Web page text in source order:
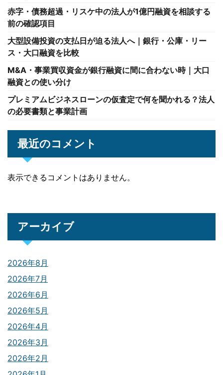
赤字・債務超過・リスケ中の法人が1億円融資を相談する
前の確認項目
大型設備投資の支払日が迫る法人へ｜銀行・公庫・リー
ス・大口融資を比較
M&A・事業買収資金が銀行融資に間に合わない時｜大口
融資との使い分け
プレミアムビジネスローンの仮査定で何を聞かれる？法人
の必要書類と事業計画
最近のコメント
表示できるコメントはありません。
アーカイブ
2026年8月
2026年7月
2026年6月
2026年5月
2026年4月
2026年3月
2026年2月